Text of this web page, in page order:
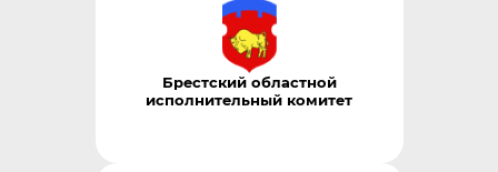
Брестский областной
исполнительный комитет